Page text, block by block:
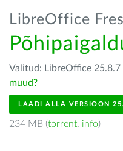
LibreOffice
Valitud: LibreOffice
muud?
LAADI ALLA VERSIOON
234 MB (torrent, info)